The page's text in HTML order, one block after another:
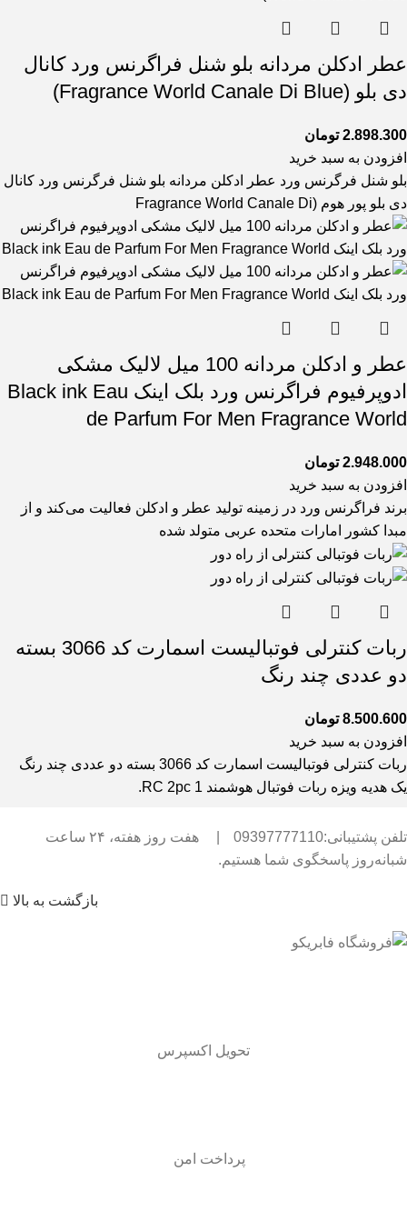
عطر ادکلن مردانه بلو شنل فراگرنس ورد کانال
دی بلو (Fragrance World Canale Di Blue)
2.898.300 تومان
افزودن به سبد خرید
بلو شنل فرگرنس ورد عطر ادکلن مردانه بلو شنل فرگرنس ورد کانال
دی بلو پور هوم (Fragrance World Canale Di
عطر و ادکلن مردانه 100 میل لالیک مشکی
ادوپرفیوم فراگرنس ورد بلک اینک Black ink Eau
de Parfum For Men Fragrance World
2.948.000 تومان
افزودن به سبد خرید
برند فراگرنس ورد در زمینه تولید عطر و ادکلن فعالیت می‌کند و از
مبدا کشور امارات متحده عربی متولد شده
ربات کنترلی فوتبالیست اسمارت کد 3066 بسته
دو عددی چند رنگ
8.500.600 تومان
افزودن به سبد خرید
ربات کنترلی فوتبالیست اسمارت کد 3066 بسته دو عددی چند رنگ
یک هدیه ویزه ربات فوتبال هوشمند RC 2pc 1.
تلفن پشتیبانی:09397777110
هفت روز هفته، ۲۴ ساعت
شبانه‌روز پاسخگوی شما هستیم.
بازگشت به بالا
تحویل اکسپرس
پرداخت امن